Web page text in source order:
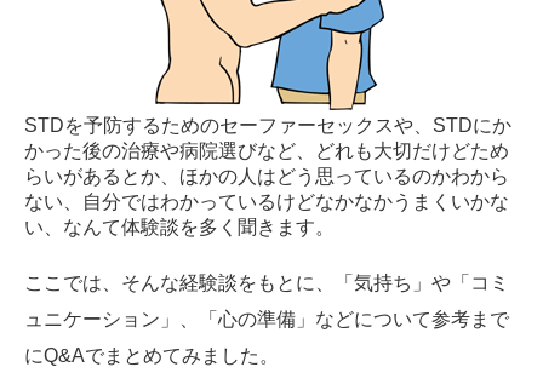
STDを予防するためのセーファーセックスや、STDにか
かった後の治療や病院選びなど、どれも大切だけどため
らいがあるとか、ほかの人はどう思っているのかわから
ない、自分ではわかっているけどなかなかうまくいかな
い、なんて体験談を多く聞きます。
ここでは、そんな経験談をもとに、「気持ち」や「コミ
ュニケーション」、「心の準備」などについて参考まで
にQ&Aでまとめてみました。